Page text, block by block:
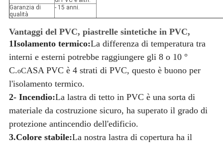
Garanzia di
qualità
- 15 anni.
Vantaggi del PVC, piastrelle sintetiche in PVC,
1Isolamento termico:La differenza di temperatura tra
interni e esterni potrebbe raggiungere gli 8 o 10 °
C.oCASA PVC è 4 strati di PVC, questo è buono per
l'isolamento termico.
2- Incendio:La lastra di tetto in PVC è una sorta di
materiale da costruzione sicuro, ha superato il grado di
protezione antincendio dell'edificio.
3.Colore stabile:La nostra lastra di copertura ha il